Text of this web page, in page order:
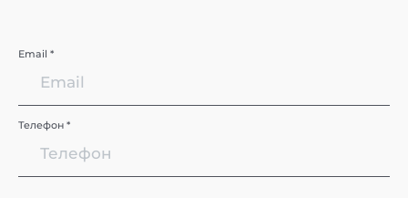
Email *
Телефон *